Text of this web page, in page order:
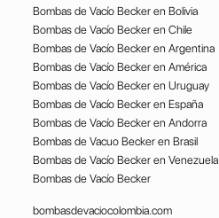
Bombas de Vacío Becker en Bolivia
Bombas de Vacío Becker en Chile
Bombas de Vacío Becker en Argentina
Bombas de Vacío Becker en América
Bombas de Vacío Becker en Uruguay
Bombas de Vacío Becker en España
Bombas de Vacío Becker en Andorra
Bombas de Vacuo Becker en Brasil
Bombas de Vacío Becker en Venezuela
Bombas de Vacío Becker
bombasdevaciocolombia.com